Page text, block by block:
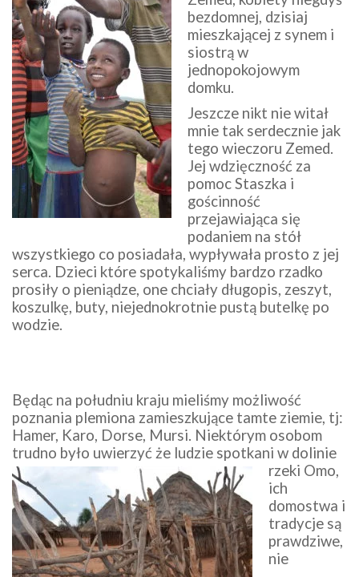
bezdomnej, dzisiaj
mieszkającej z synem i
siostrą w
jednopokojowym
domku.
Jeszcze nikt nie witał
mnie tak serdecznie jak
tego wieczoru Zemed.
Jej wdzięczność za
pomoc Staszka i
gościnność
przejawiająca się
podaniem na stół
wszystkiego co posiadała, wypływała prosto z jej
serca. Dzieci które spotykaliśmy bardzo rzadko
prosiły o pieniądze, one chciały długopis, zeszyt,
koszulkę, buty, niejednokrotnie pustą butelkę po
wodzie.
Będąc na południu kraju mieliśmy możliwość
poznania plemiona zamieszkujące tamte ziemie, tj:
Hamer, Karo, Dorse, Mursi. Niektórym osobom
trudno było uwierzyć że ludzie spotkani w dolinie
rzeki Omo,
ich
domostwa i
tradycje są
prawdziwe,
nie